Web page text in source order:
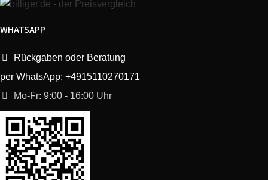
WHATSAPP
Rückgaben oder Beratung
per WhatsApp: +4915110270171
Mo-Fr: 9:00 - 16:00 Uhr